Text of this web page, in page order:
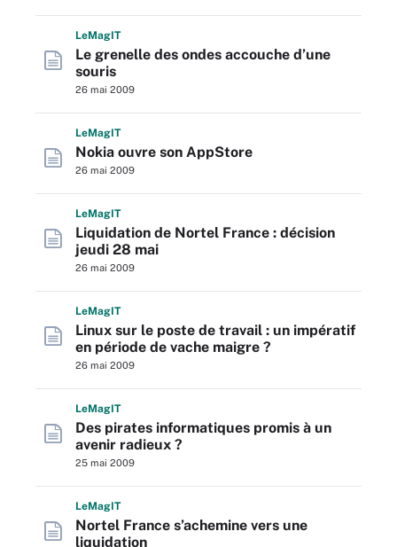
LeMagIT
Le grenelle des ondes accouche d’une
souris
26 mai 2009
LeMagIT
Nokia ouvre son AppStore
26 mai 2009
LeMagIT
Liquidation de Nortel France : décision
jeudi 28 mai
26 mai 2009
LeMagIT
Linux sur le poste de travail : un impératif
en période de vache maigre ?
26 mai 2009
LeMagIT
Des pirates informatiques promis à un
avenir radieux ?
25 mai 2009
LeMagIT
Nortel France s’achemine vers une
liquidation